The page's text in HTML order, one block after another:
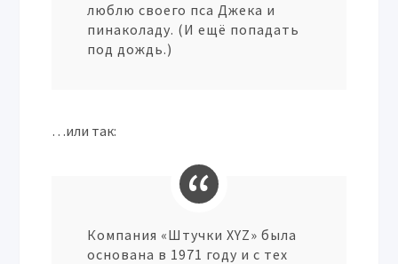
люблю своего пса Джека и
пинаколаду. (И ещё попадать
под дождь.)
…или так:
Компания «Штучки XYZ» была
основана в 1971 году и с тех